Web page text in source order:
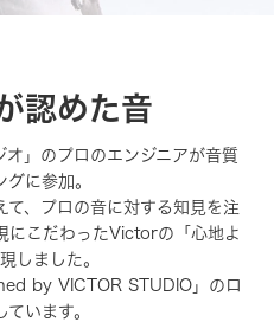
認めた音
」のプロのエンジニアが音質
に参加。
、プロの音に対する知見を注
にこだわったVictorの「心地よ
しました。
by VICTOR STUDIO」のロ
います。